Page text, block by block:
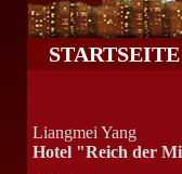
STARTSEITE
Liangmei Yang
Hotel "Reich der